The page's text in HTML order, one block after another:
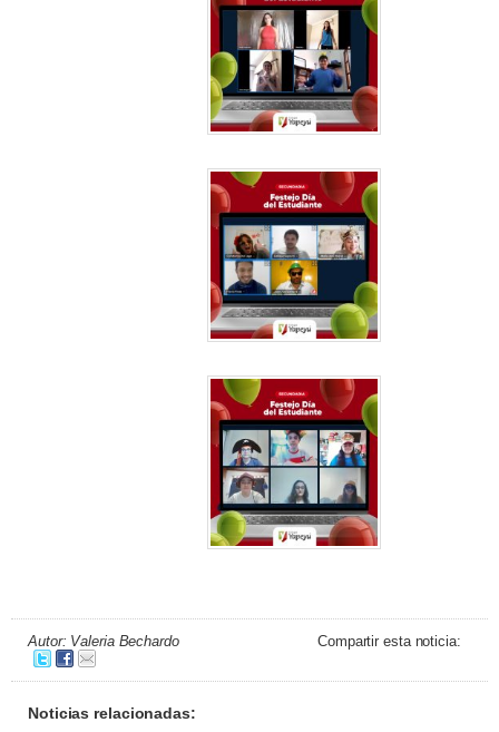
Autor: Valeria Bechardo Compartir esta noticia:
Noticias relacionadas: